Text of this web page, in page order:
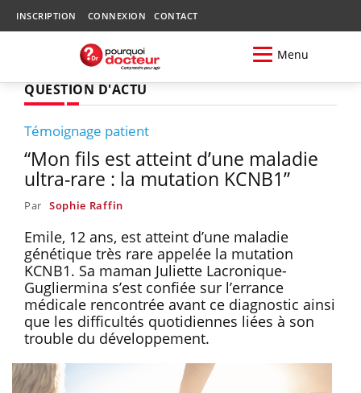
INSCRIPTION CONNEXION CONTACT
Menu
QUESTION D'ACTU
Témoignage patient
“Mon fils est atteint d’une maladie
ultra-rare : la mutation KCNB1”
Par Sophie Raffin
Emile, 12 ans, est atteint d’une maladie
génétique très rare appelée la mutation
KCNB1. Sa maman Juliette Lacronique-
Gugliermina s’est confiée sur l’errance
médicale rencontrée avant ce diagnostic ainsi
que les difficultés quotidiennes liées à son
trouble du développement.